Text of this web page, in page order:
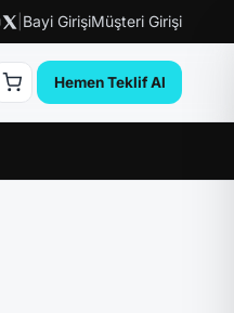
Bayi GirişiMüşteri Girişi
Hemen Teklif Al